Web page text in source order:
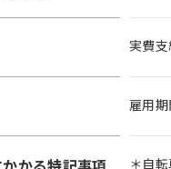
実費
雇用
＊自